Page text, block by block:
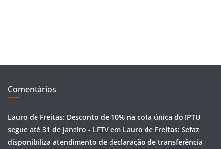
Comentários
Lauro de Freitas: Desconto de 10% na cota única do IPTU
segue até 31 de janeiro - LFTV em Lauro de Freitas: Sefaz
disponibiliza atendimento de declaração de transferência